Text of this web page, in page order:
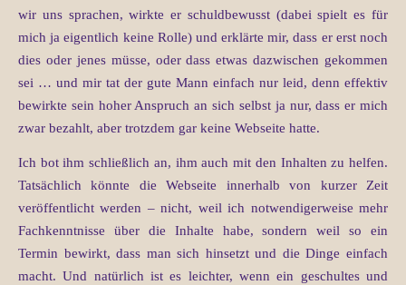
wir uns sprachen, wirkte er schuldbewusst (dabei spielt es für
mich ja eigentlich keine Rolle) und erklärte mir, dass er erst noch
dies oder jenes müsse, oder dass etwas dazwischen gekommen
sei … und mir tat der gute Mann einfach nur leid, denn effektiv
bewirkte sein hoher Anspruch an sich selbst ja nur, dass er mich
zwar bezahlt, aber trotzdem gar keine Webseite hatte.
Ich bot ihm schließlich an, ihm auch mit den Inhalten zu helfen.
Tatsächlich könnte die Webseite innerhalb von kurzer Zeit
veröffentlicht werden – nicht, weil ich notwendigerweise mehr
Fachkenntnisse über die Inhalte habe, sondern weil so ein
Termin bewirkt, dass man sich hinsetzt und die Dinge einfach
macht. Und natürlich ist es leichter, wenn ein geschultes und